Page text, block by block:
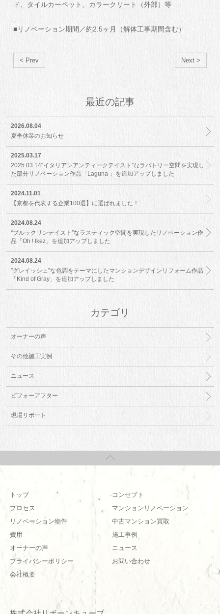
ド、タイルカーペット、カラークリート（外部）等
■リノベーション期間／約2.5ヶ月（解体工事期間含む）
< Prev Next >
最近の記事
2026.08.04
夏季休業のお知らせ
2025.03.17
2025.03.14“イタリアンアンティークテイスト”なラバトリー空間を実現し
た部分リノベーション作品「Laguna 」を追加アップしました
2024.11.01
【京都を代表する企業100選】に選ばれました！
2024.08.24
“ブルックリンテイスト”なラスティック空間を実現したリノベーション作
品「Oh ! Ikez」を追加アップしました
2024.08.24
”グレイッシュ”な色調をテーマにしたマンションデザインリフォーム作品
「Kind of Gray」を追加アップしました
カテゴリ
オーナーの声
その他施工実例
ニュース
ビフォーアフター
現場リポート
トップ
コンセプト
プロセス
マンションリノベーション
リノベーション物件
中古マンション買取
費用
施工事例
オーナーの声
ニュース
プライバシーポリシー
お問い合わせ
会社概要